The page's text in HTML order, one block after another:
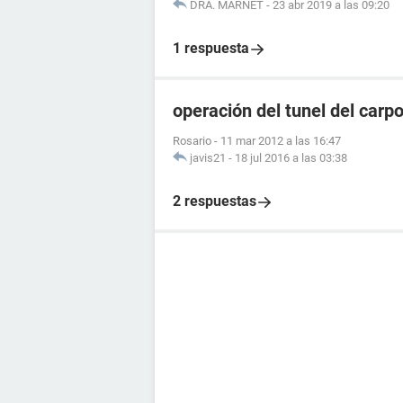
DRA. MARNET - 23 abr 2019 a las 09:20
1 respuesta
operación del tunel del carpo
Rosario - 11 mar 2012 a las 16:47
javis21 - 18 jul 2016 a las 03:38
2 respuestas